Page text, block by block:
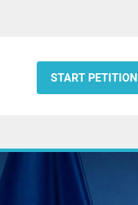
START PETITION